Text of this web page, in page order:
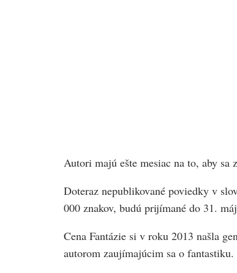
Autori majú ešte mesiac na to, aby sa
Doteraz nepublikované poviedky v
000 znakov, budú prijímané do 31.
Cena Fantázie si v roku 2013 našla
autorom zaujímajúcim sa o fantastiku.